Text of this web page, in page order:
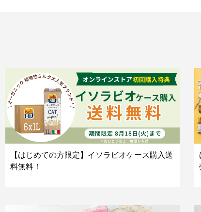
【はじめての方限定】イソラビオケース購入送
料無料！